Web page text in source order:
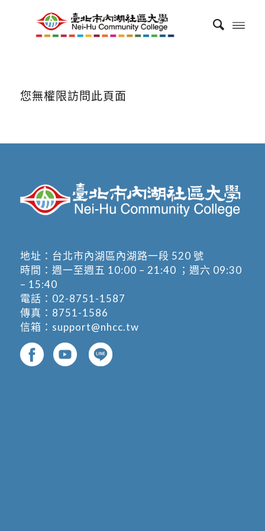
您無權限訪問此頁面
地址： 台北市內湖區內湖路一段 520 號
時間：週一至週五 10:00 – 21:40 ；週六 09:30
– 15:40
電話： 02-8751-1587
傳真：8751-1586
信箱： support@nhcc.tw